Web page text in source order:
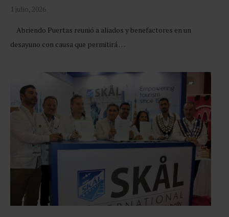
1 julio, 2026
Abriendo Puertas reunió a aliados y benefactores en un
desayuno con causa que permitirá …